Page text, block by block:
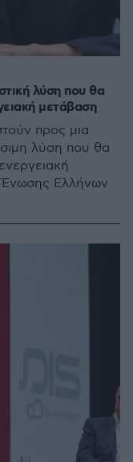
λύση που θα
μετάβαση
προς μια
λύση που θα
Ένωσης Ελλήνων